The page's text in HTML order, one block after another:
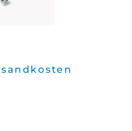
5 von 5 Sternen